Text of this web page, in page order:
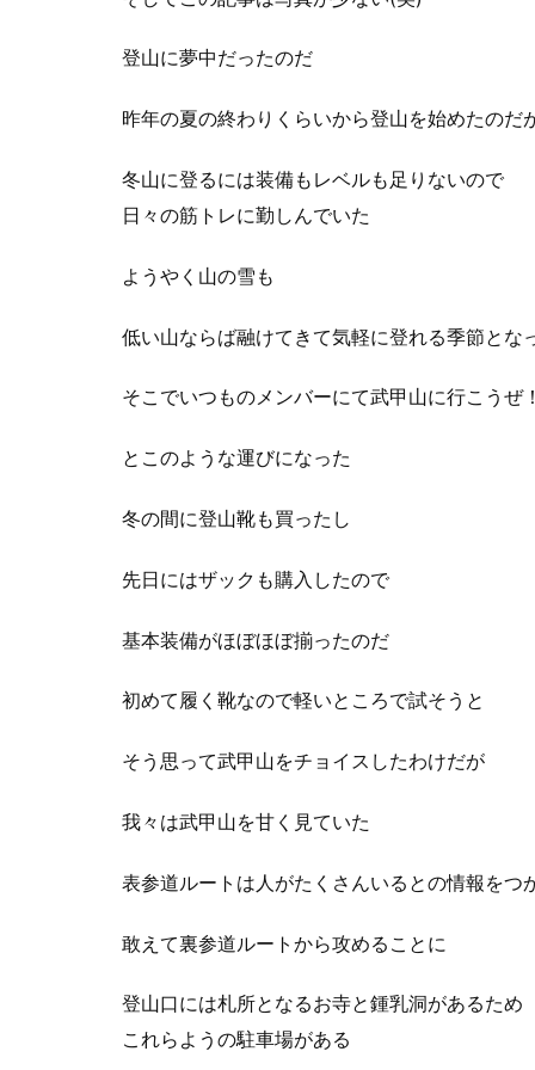
登山に夢中だったのだ
昨年の夏の終わりくらいから登山を始めたのだ
冬山に登るには装備もレベルも足りないので
日々の筋トレに勤しんでいた
ようやく山の雪も
低い山ならば融けてきて気軽に登れる季節とな
そこでいつものメンバーにて武甲山に行こうぜ！
とこのような運びになった
冬の間に登山靴も買ったし
先日にはザックも購入したので
基本装備がほぼほぼ揃ったのだ
初めて履く靴なので軽いところで試そうと
そう思って武甲山をチョイスしたわけだが
我々は武甲山を甘く見ていた
表参道ルートは人がたくさんいるとの情報をつ
敢えて裏参道ルートから攻めることに
登山口には札所となるお寺と鍾乳洞があるため
これらようの駐車場がある